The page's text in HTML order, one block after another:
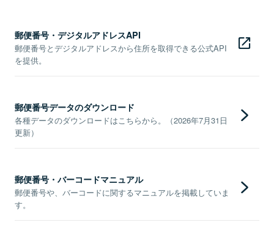
郵便番号・デジタルアドレスAPI
郵便番号とデジタルアドレスから住所を取得できる公式API
を提供。
郵便番号データのダウンロード
各種データのダウンロードはこちらから。（2026年7月31日
更新）
郵便番号・バーコードマニュアル
郵便番号や、バーコードに関するマニュアルを掲載していま
す。